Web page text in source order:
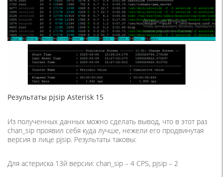
Результаты pjsip Asterisk 15
Из полученных данных можно сделать вывод, что в этот раз
chan_sip проявил себя куда лучше, нежели его продвинутая
версия в лице pjsip. Результаты таковы:
Для астериска 13й версии: chan_sip – 4 CPS, pjsip – 2